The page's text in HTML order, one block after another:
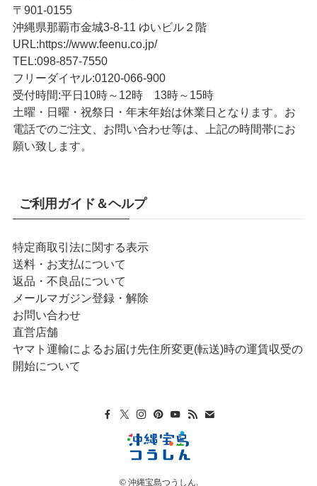
〒901-0155
沖縄県那覇市金城3-8-11 ゆいビル２階
URL :https://www.feenu.co.jp/
TEL :098-857-7550
フリーダイヤル:0120-066-900
受付時間:平日10時～12時 13時～15時
土曜・日曜・祝祭日・年末年始は休業日となります。お
電話でのご注文、お問い合わせ等は、上記の時間帯にお
願い致します。
ご利用ガイド＆ヘルプ
特定商取引法に関する表示
送料・お支払について
返品・不良品について
メールマガジン登録・解除
お問い合わせ
直営店舗
ヤマト運輸によるお届け先住所変更(転送)時の運賃収受の
開始について
©沖縄宝島つうしん.